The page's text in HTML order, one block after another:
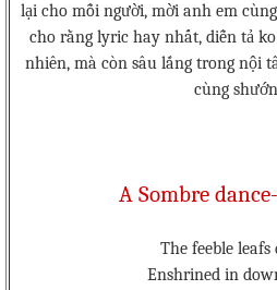
lại cho mỗi người, mời anh em
cho rằng lyric hay nhất, diễn tả
nhiên, mà còn sâu lắng trong nội
cùng
A Sombre
The feeble leafs
Enshrined in